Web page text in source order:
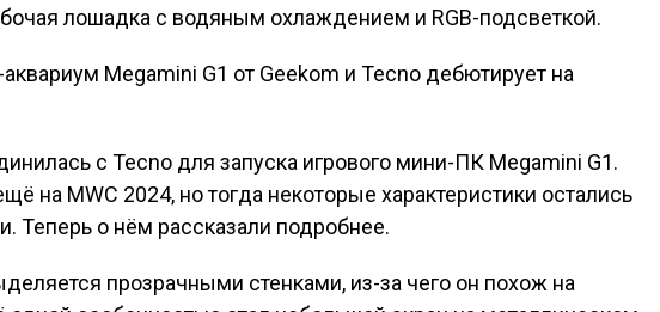
лошадка с водяным охлаждением и RGB-подсветкой.
с Tecno для запуска игрового мини-ПК Megamini G1.
на MWC 2024, но тогда некоторые характеристики остались
Теперь о нём рассказали подробнее.
прозрачными стенками, из-за чего он похож на